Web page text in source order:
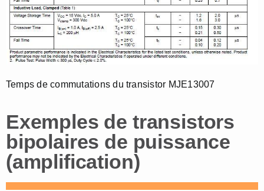
Temps de commutations du transistor MJE13007
Exemples de transistors
bipolaires de puissance
(amplification)